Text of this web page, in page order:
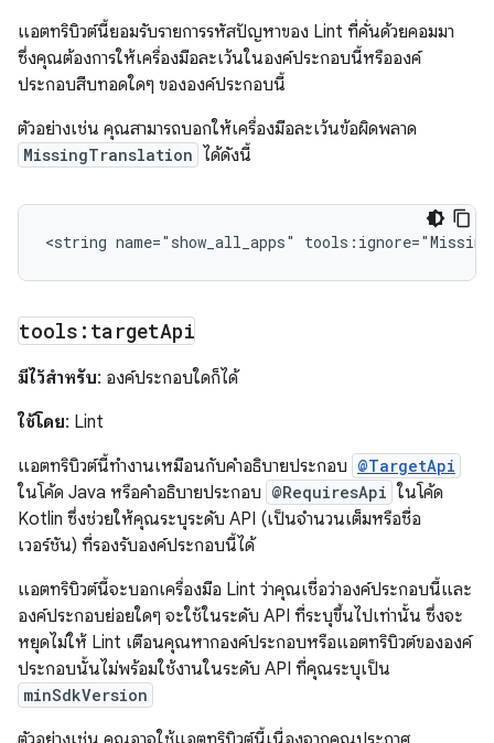
แอตทริบิวต์นี้ยอมรับรายการรหัสปัญหาของ Lint ที่คั่นด้วยคอมมา
ซึ่งคุณต้องการให้เครื่องมือละเว้นในองค์ประกอบนี้หรือองค์
ประกอบสืบทอดใดๆ ขององค์ประกอบนี้
ตัวอย่างเช่น คุณสามารถบอกให้เครื่องมือละเว้นข้อผิดพลาด
MissingTranslation ได้ดังนี้
<string name="show_all_apps"
tools:targetApi
มีไว้สำหรับ: องค์ประกอบใดก็ได้
ใช้โดย: Lint
แอตทริบิวต์นี้ทำงานเหมือนกับคำอธิบายประกอบ @TargetApi
ในโค้ด Java หรือคำอธิบายประกอบ @RequiresApi ในโค้ด
Kotlin ซึ่งช่วยให้คุณระบุระดับ API (เป็นจำนวนเต็มหรือชื่อ
เวอร์ชัน) ที่รองรับองค์ประกอบนี้ได้
แอตทริบิวต์นี้จะบอกเครื่องมือ Lint ว่าคุณเชื่อว่าองค์ประกอบนี้และ
องค์ประกอบย่อยใดๆ จะใช้ในระดับ API ที่ระบุขึ้นไปเท่านั้น ซึ่งจะ
หยุดไม่ให้ Lint เตือนคุณหากองค์ประกอบหรือแอตทริบิวต์ขององค์
ประกอบนั้นไม่พร้อมใช้งานในระดับ API ที่คุณระบุเป็น
minSdkVersion